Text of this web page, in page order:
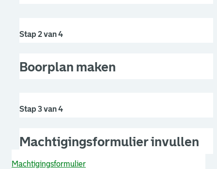
Stap 2 van 4
Boorplan maken
Stap 3 van 4
Machtigingsformulier invullen
Machtigingsformulier